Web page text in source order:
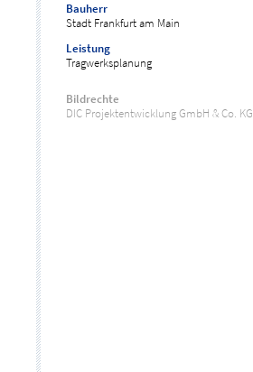
Bauherr
Stadt Frankfurt am Main
Leistung
Tragwerksplanung
Bildrechte
DIC Projektentwicklung GmbH & Co. KG